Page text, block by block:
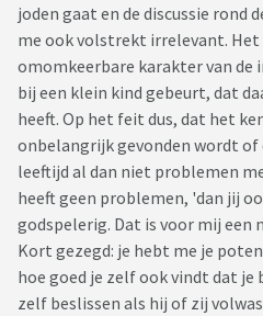
joden gaat en de discussie rond
me ook volstrekt irrelevant.
omomkeerbare karakter van de
bij een klein kind gebeurt, dat
heeft. Op het feit dus, dat het
onbelangrijk gevonden wordt of
leeftijd al dan niet problemen
heeft geen problemen, 'dan jij
godspelerig. Dat is voor mij een
Kort gezegd: je hebt me je
hoe goed je zelf ook vindt dat je
zelf beslissen als hij of zij